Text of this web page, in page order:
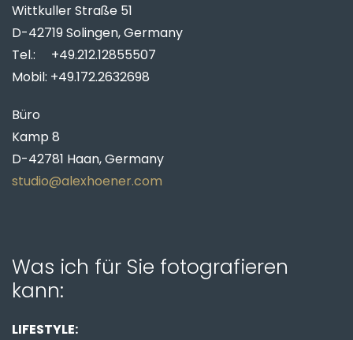
Wittkuller Straße 51
D-42719 Solingen, Germany
Tel.: +49.212.12855507
Mobil: +49.172.2632698
Büro
Kamp 8
D-42781 Haan, Germany
studio@alexhoener.com
Was ich für Sie fotografieren
kann:
LIFESTYLE: